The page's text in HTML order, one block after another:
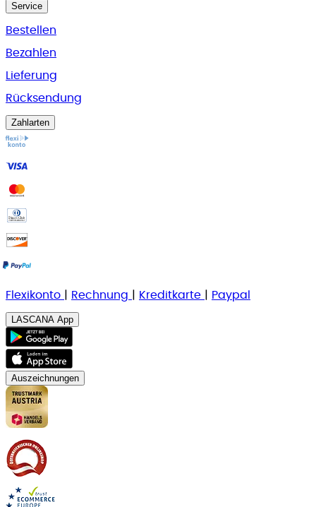
Service
Bestellen
Bezahlen
Lieferung
Rücksendung
Zahlarten
Flexikonto Rechnung Kreditkarte Paypal
LASCANA App
Auszeichnungen